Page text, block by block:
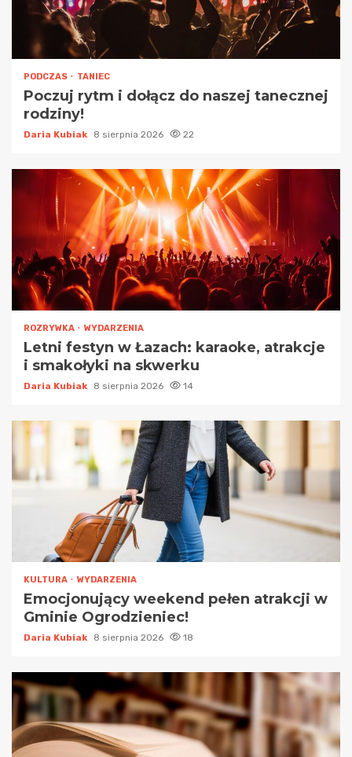
PODCZAS TANIEC
Poczuj rytm i dołącz do naszej tanecznej
rodziny!
Daria Kubiak 8 sierpnia 2026 22
ROZRYWKA WYDARZENIA
Letni festyn w Łazach: karaoke, atrakcje
i smakołyki na skwerku
Daria Kubiak 8 sierpnia 2026 14
KULTURA WYDARZENIA
Emocjonujący weekend pełen atrakcji w
Gminie Ogrodzieniec!
Daria Kubiak 8 sierpnia 2026 18